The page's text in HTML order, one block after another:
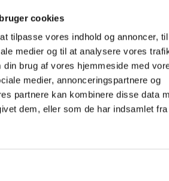
cookies
tilpasse vores indhold og annoncer,
medier og til at analysere vores
din brug af vores hjemmeside med
medier, annonceringspartnere og
partnere kan kombinere disse data
dem, eller som de har indsamlet
og præcision
og klargøring til ny bundmaling
og vi ved præcis, hvor meget tryk der skal
maskiner for at sikre, at vi kun fjerner den
at beskadige underlag og underskrog.
vi også tilbyde total rengøring af din båds